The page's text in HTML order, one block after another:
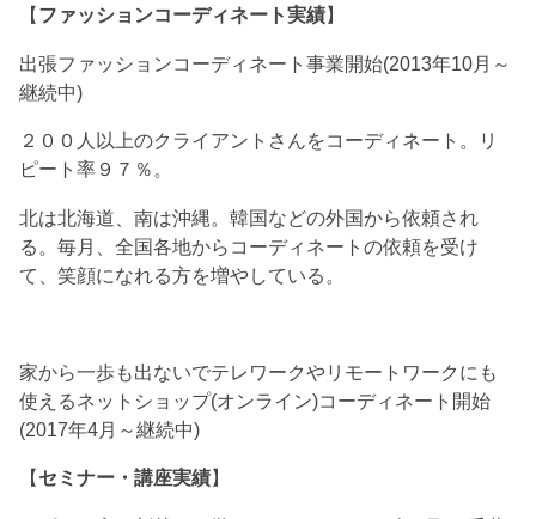
【ファッションコーディネート実績】
出張ファッションコーディネート事業開始(2013年10月～
継続中)
２００人以上のクライアントさんをコーディネート。リ
ピート率９７％。
北は北海道、南は沖縄。韓国などの外国から依頼され
る。毎月、全国各地からコーディネートの依頼を受け
て、笑顔になれる方を増やしている。
家から一歩も出ないでテレワークやリモートワークにも
使えるネットショップ(オンライン)コーディネート開始
(2017年4月～継続中)
【セミナー・講座実績】